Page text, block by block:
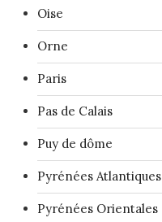
Oise
Orne
Paris
Pas de Calais
Puy de dôme
Pyrénées Atlantiques
Pyrénées Orientales